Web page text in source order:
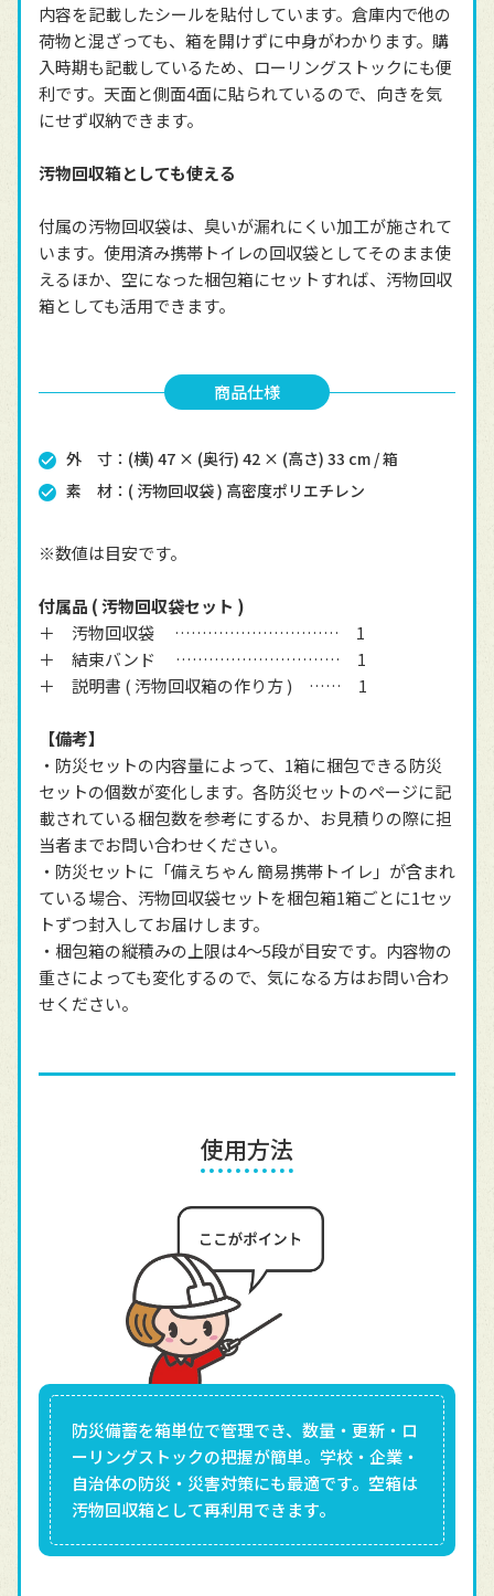
内容を記載したシールを貼付しています。倉庫内で他の
荷物と混ざっても、箱を開けずに中身がわかります。購
入時期も記載しているため、ローリングストックにも便
利です。天面と側面4面に貼られているので、向きを気
にせず収納できます。
汚物回収箱としても使える
付属の汚物回収袋は、臭いが漏れにくい加工が施されて
います。使用済み携帯トイレの回収袋としてそのまま使
えるほか、空になった梱包箱にセットすれば、汚物回収
箱としても活用できます。
商品仕様
外 寸：(横) 47 × (奥行) 42 × (高さ) 33 cm / 箱
素 材：( 汚物回収袋 ) 高密度ポリエチレン
※数値は目安です。
付属品 ( 汚物回収袋セット )
＋ 汚物回収袋 ………………………… 1
＋ 結束バンド ………………………… 1
＋ 説明書 ( 汚物回収箱の作り方 ) …… 1
【備考】
・防災セットの内容量によって、1箱に梱包できる防災
セットの個数が変化します。各防災セットのページに記
載されている梱包数を参考にするか、お見積りの際に担
当者までお問い合わせください。
・防災セットに「備えちゃん 簡易携帯トイレ」が含まれ
ている場合、汚物回収袋セットを梱包箱1箱ごとに1セッ
トずつ封入してお届けします。
・梱包箱の縦積みの上限は4～5段が目安です。内容物の
重さによっても変化するので、気になる方はお問い合わ
せください。
使用方法
防災備蓄を箱単位で管理でき、数量・更新・ロ
ーリングストックの把握が簡単。学校・企業・
自治体の防災・災害対策にも最適です。空箱は
汚物回収箱として再利用できます。